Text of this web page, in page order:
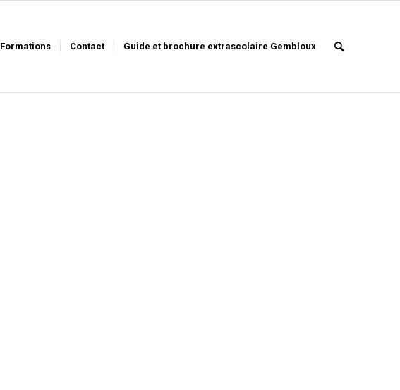
Formations Contact Guide et brochure extrascolaire Gembloux